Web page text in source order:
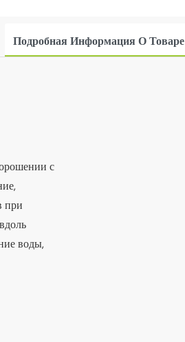
Подробная Информация О Товаре
с
при
воды,